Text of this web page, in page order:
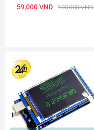
59,000 VND 100,000 VND